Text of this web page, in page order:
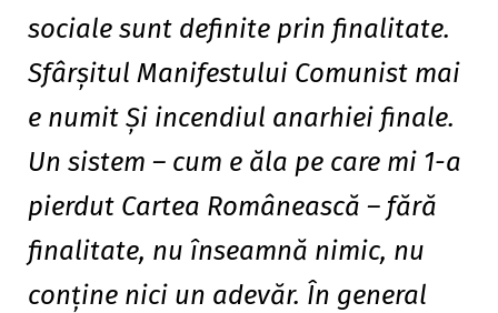
sociale sunt definite prin finalitate.
Sfârşitul Manifestului Comunist mai
e numit Şi incendiul anarhiei finale.
Un sistem – cum e ăla pe care mi 1-a
pierdut Cartea Românească – fără
finalitate, nu înseamnă nimic, nu
conţine nici un adevăr. În general